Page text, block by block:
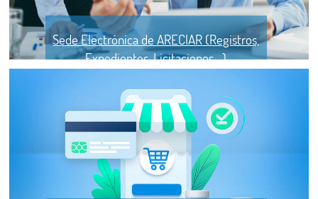
Sede Electrónica de ARECIAR (Registros,
Expedientes, Licitaciones....)